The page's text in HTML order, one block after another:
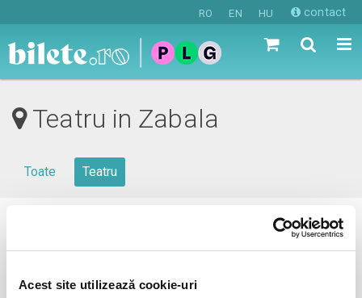
Acest site utilizează cookie-uri
RO EN HU contact
Teatru in Zabala
Toate Teatru
0 evenimente in viitorul apropiat